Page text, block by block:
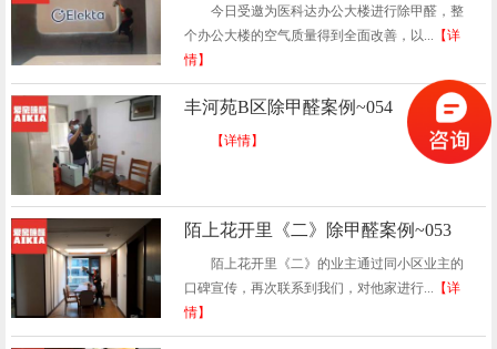
今日受邀为医科达办公大楼进行除甲醛，整
个办公大楼的空气质量得到全面改善，以... 【详
情】
丰河苑B区除甲醛案例~054
【详情】
陌上花开里《二》除甲醛案例~053
陌上花开里《二》的业主通过同小区业主的
口碑宣传，再次联系到我们，对他家进行... 【详
情】